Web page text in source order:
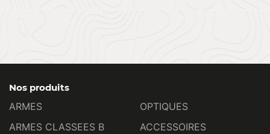
Nos produits
ARMES
ARMES CLASSEES B
OPTIQUES
ACCESSOIRES